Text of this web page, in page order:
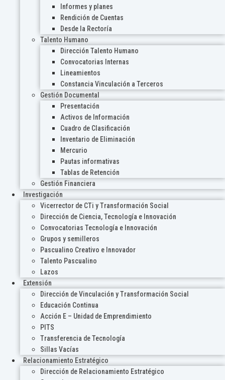
Informes y planes
Rendición de Cuentas
Desde la Rectoría
Talento Humano
Dirección Talento Humano
Convocatorias Internas
Lineamientos
Constancia Vinculación a Terceros
Gestión Documental
Presentación
Activos de Información
Cuadro de Clasificación
Inventario de Eliminación
Mercurio
Pautas informativas
Tablas de Retención
Gestión Financiera
Investigación
Vicerrector de CTi y Transformación Social
Dirección de Ciencia, Tecnología e Innovación
Convocatorias Tecnología e Innovación
Grupos y semilleros
Pascualino Creativo e Innovador
Talento Pascualino
Lazos
Extensión
Dirección de Vinculación y Transformación Social
Educación Continua
Acción E – Unidad de Emprendimiento
PITS
Transferencia de Tecnología
Sillas Vacías
Relacionamiento Estratégico
Dirección de Relacionamiento Estratégico